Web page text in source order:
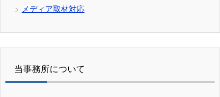
メディア取材対応
当事務所について